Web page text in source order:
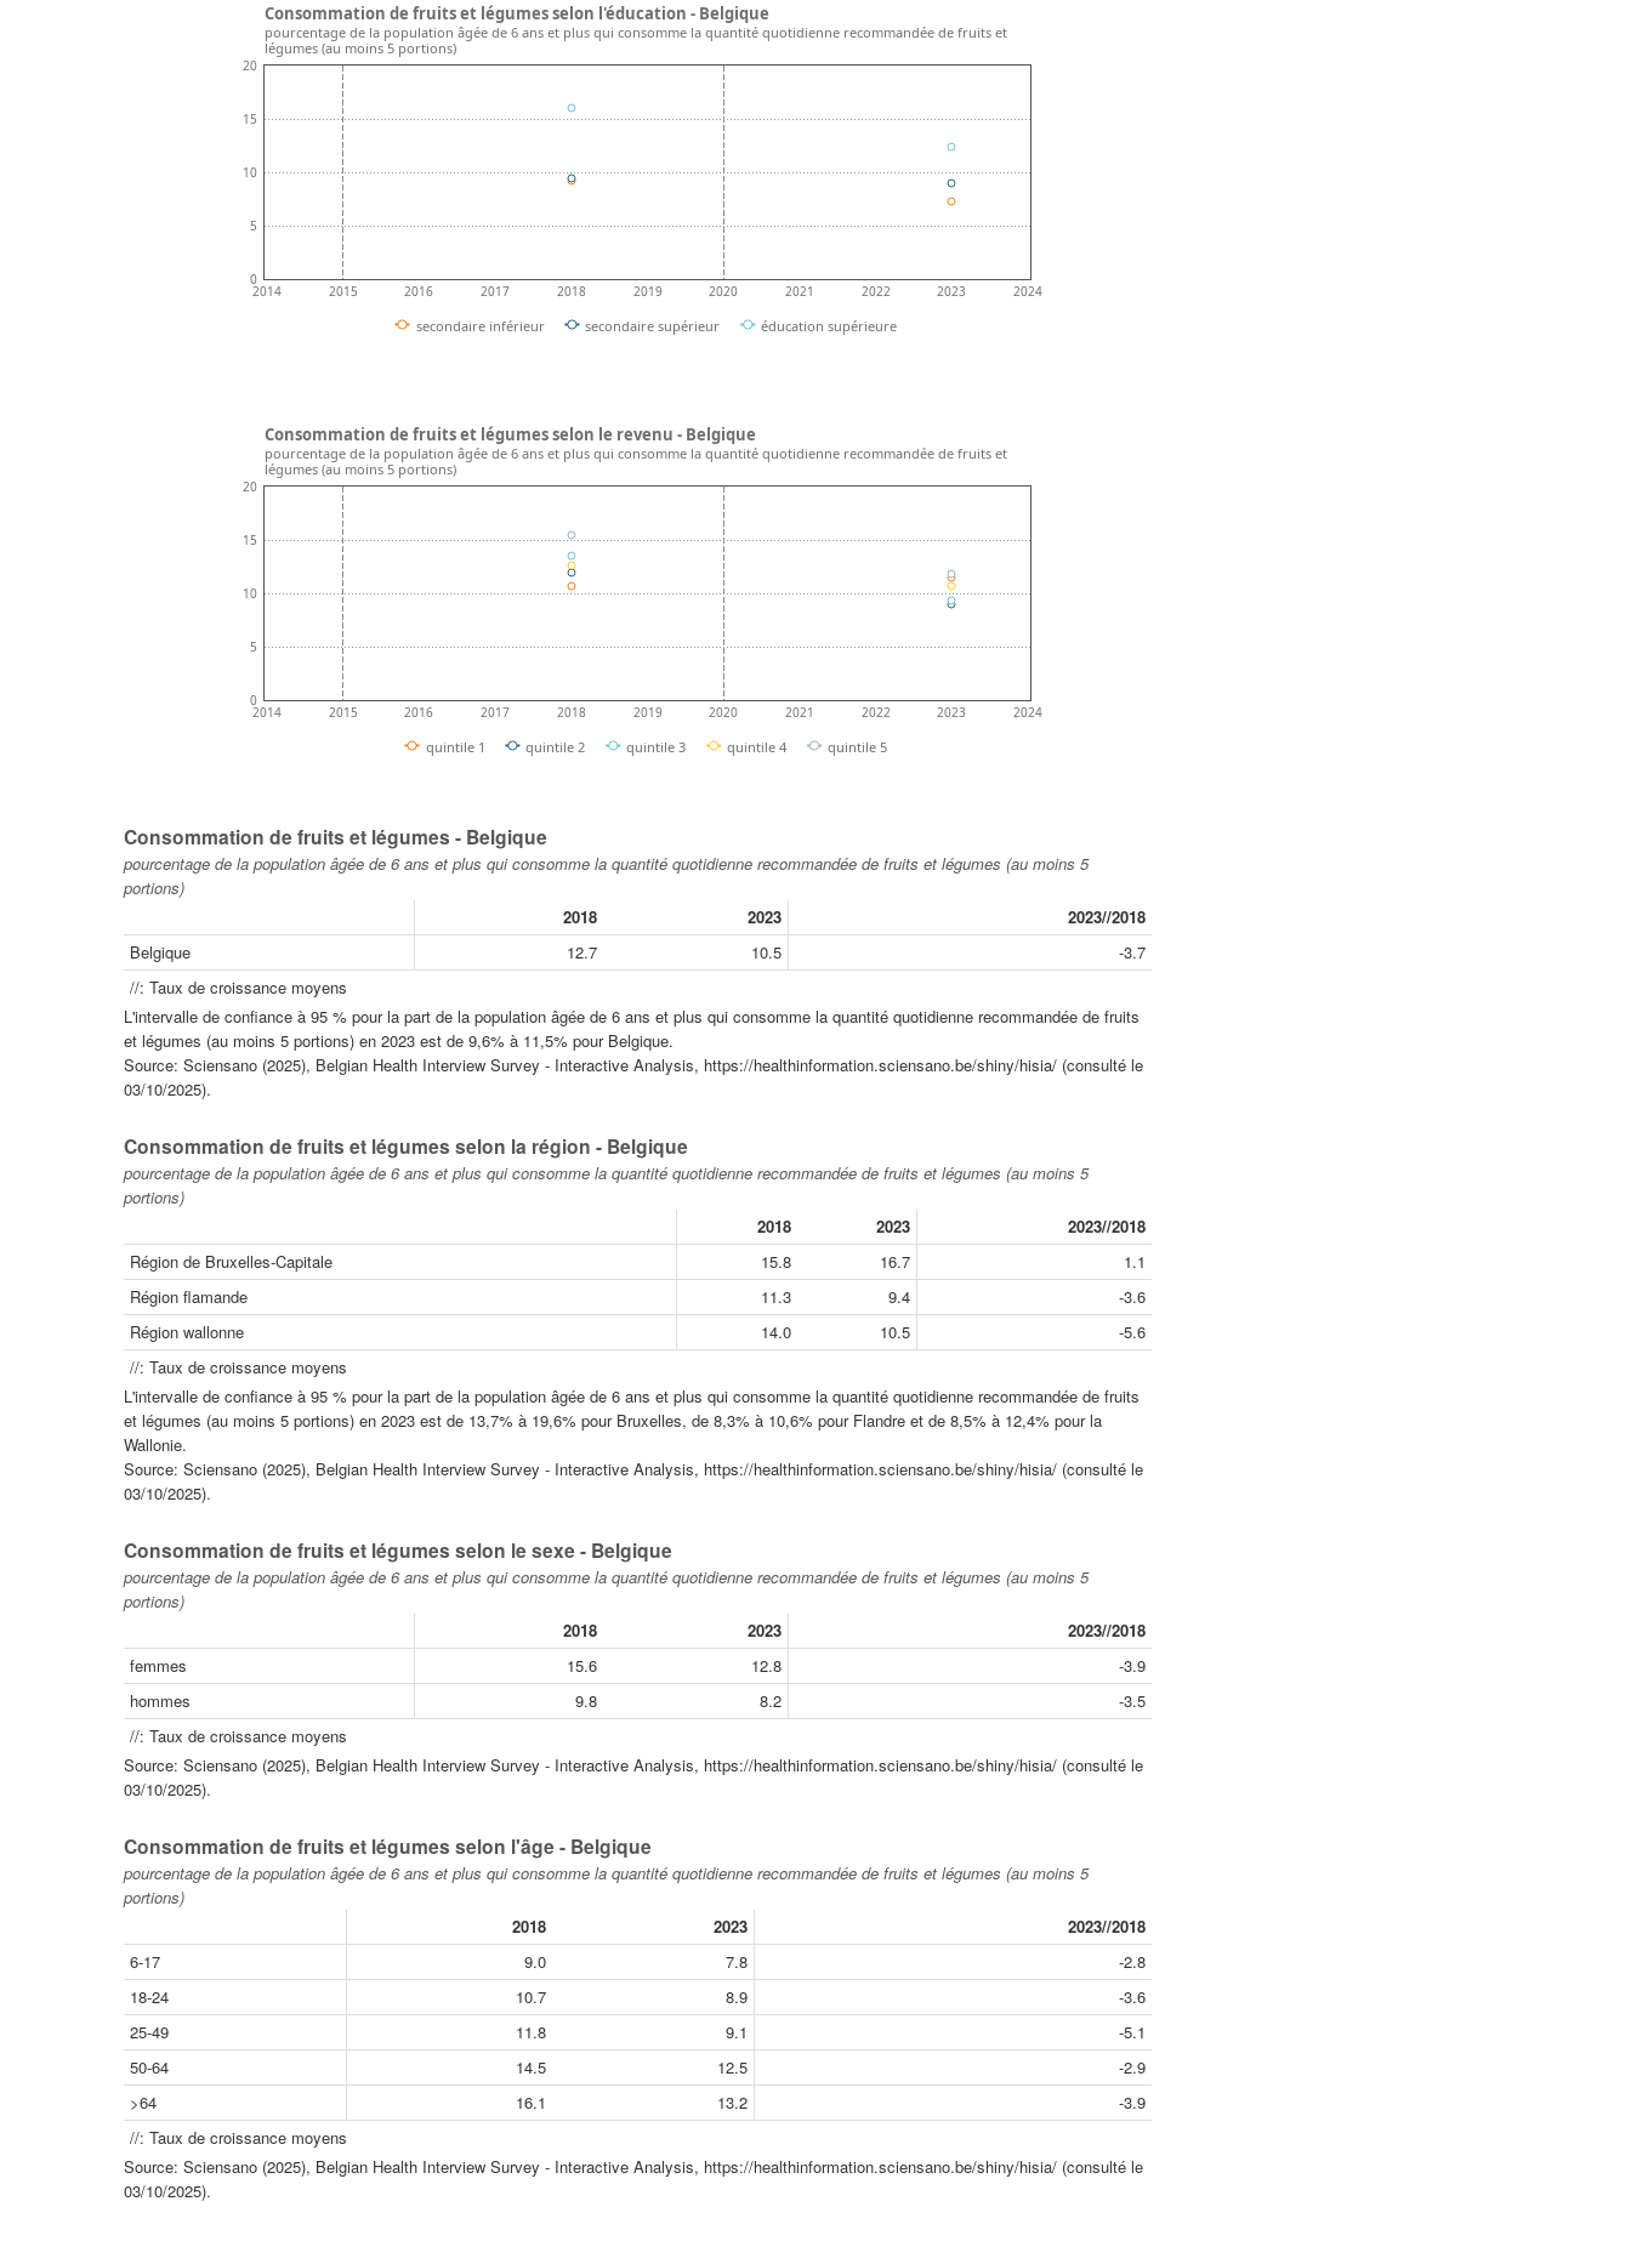
2014 2015 2016 2017 2018 2019 2020 2021 2022 2023 2024
0
5
10
15
20
secondaire inférieur secondaire supérieur éducation supérieure
Consommation de fruits et légumes selon l'éducation - Belgique
pourcentage de la population âgée de 6 ans et plus qui consomme la quantité quotidienne recommandée de fruits et
légumes (au moins 5 portions)
2014 2015 2016 2017 2018 2019 2020 2021 2022 2023 2024
0
5
10
15
20
quintile 1 quintile 2 quintile 3 quintile 4 quintile 5
Consommation de fruits et légumes selon le revenu - Belgique
pourcentage de la population âgée de 6 ans et plus qui consomme la quantité quotidienne recommandée de fruits et
légumes (au moins 5 portions)
Consommation de fruits et légumes - Belgique
pourcentage de la population âgée de 6 ans et plus qui consomme la quantité quotidienne recommandée de fruits et légumes (au moins 5
portions)
2018
2023
2023//2018
Belgique
12.7 10.5
-3.7
//: Taux de croissance moyens
L'intervalle de confiance à 95 % pour la part de la population âgée de 6 ans et plus qui consomme la quantité quotidienne recommandée de fruits
et légumes (au moins 5 portions) en 2023 est de 9,6% à 11,5% pour Belgique.
Source: Sciensano (2025), Belgian Health Interview Survey - Interactive Analysis, https://healthinformation.sciensano.be/shiny/hisia/ (consulté le
03/10/2025).
Consommation de fruits et légumes selon la région - Belgique
pourcentage de la population âgée de 6 ans et plus qui consomme la quantité quotidienne recommandée de fruits et légumes (au moins 5
portions)
2018
2023
2023//2018
Région de Bruxelles-Capitale
15.8 16.7
1.1
Région flamande
11.3 9.4
-3.6
Région wallonne
14.0 10.5
-5.6
//: Taux de croissance moyens
L'intervalle de confiance à 95 % pour la part de la population âgée de 6 ans et plus qui consomme la quantité quotidienne recommandée de fruits
et légumes (au moins 5 portions) en 2023 est de 13,7% à 19,6% pour Bruxelles, de 8,3% à 10,6% pour Flandre et de 8,5% à 12,4% pour la
Wallonie.
Source: Sciensano (2025), Belgian Health Interview Survey - Interactive Analysis, https://healthinformation.sciensano.be/shiny/hisia/ (consulté le
03/10/2025).
Consommation de fruits et légumes selon le sexe - Belgique
pourcentage de la population âgée de 6 ans et plus qui consomme la quantité quotidienne recommandée de fruits et légumes (au moins 5
portions)
2018
2023
2023//2018
femmes
15.6 12.8
-3.9
hommes
9.8 8.2
-3.5
//: Taux de croissance moyens
Source: Sciensano (2025), Belgian Health Interview Survey - Interactive Analysis, https://healthinformation.sciensano.be/shiny/hisia/ (consulté le
03/10/2025).
Consommation de fruits et légumes selon l'âge - Belgique
pourcentage de la population âgée de 6 ans et plus qui consomme la quantité quotidienne recommandée de fruits et légumes (au moins 5
portions)
2018
2023
2023//2018
6-17
9.0 7.8
-2.8
18-24
10.7 8.9
-3.6
25-49
11.8 9.1
-5.1
50-64
14.5 12.5
-2.9
>64
16.1 13.2
-3.9
//: Taux de croissance moyens
Source: Sciensano (2025), Belgian Health Interview Survey - Interactive Analysis, https://healthinformation.sciensano.be/shiny/hisia/ (consulté le
03/10/2025).